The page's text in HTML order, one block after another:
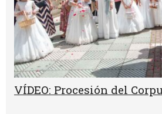
VÍDEO: Procesión del